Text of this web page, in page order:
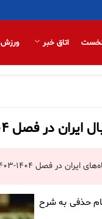
اتاق خبر ورزش
در فصل ۱۴۰۴-۱۴۰۳
۱۴۰۴-۱۴۰۳ اعلام شد.
حذفی به شرح